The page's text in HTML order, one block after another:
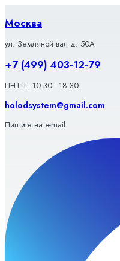
к
содержимому
Москва
ул. Земляной вал д. 50А
+7 (499) 403-12-79
ПН-ПТ: 10:30 - 18:30
holodsystem@gmail.com
Пишите на e-mail